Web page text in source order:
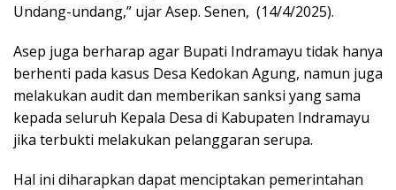
Undang-undang,” ujar Asep. Senen, (14/4/2025).
Asep juga berharap agar Bupati Indramayu tidak hanya
berhenti pada kasus Desa Kedokan Agung, namun juga
melakukan audit dan memberikan sanksi yang sama
kepada seluruh Kepala Desa di Kabupaten Indramayu
jika terbukti melakukan pelanggaran serupa.
Hal ini diharapkan dapat menciptakan pemerintahan